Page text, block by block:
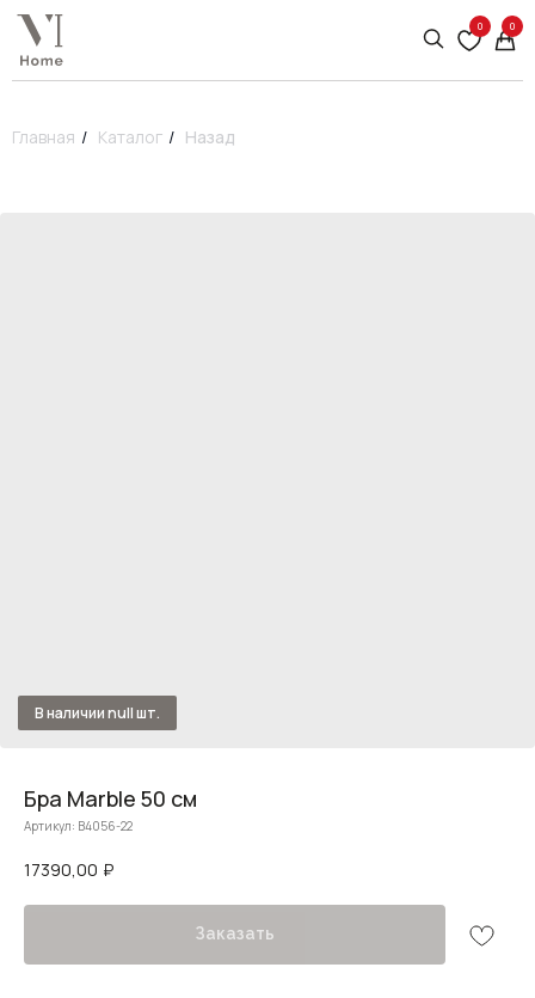
0 0
Главная / Каталог / Назад
Бра Marble 50 см
Артикул: B4056-22
17390,00 ₽
Заказать